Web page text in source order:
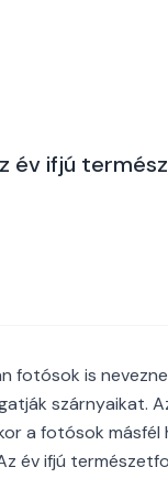
év ifjú
is
szárnyaikat.
a fotósok másfél
év ifjú